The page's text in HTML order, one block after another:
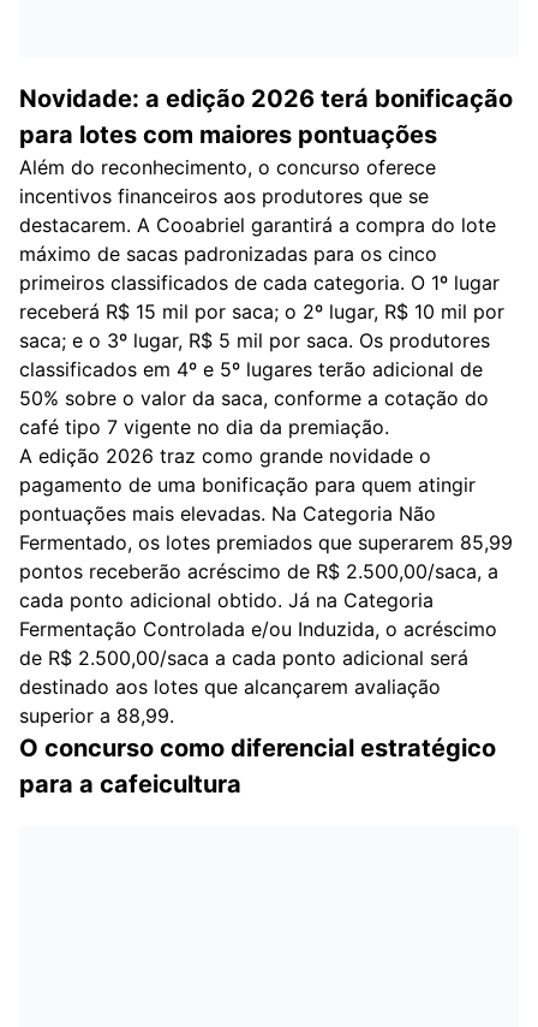
Novidade: a edição 2026 terá bonificação
para lotes com maiores pontuações
Além do reconhecimento, o concurso oferece
incentivos financeiros aos produtores que se
destacarem. A Cooabriel garantirá a compra do lote
máximo de sacas padronizadas para os cinco
primeiros classificados de cada categoria. O 1º lugar
receberá R$ 15 mil por saca; o 2º lugar, R$ 10 mil por
saca; e o 3º lugar, R$ 5 mil por saca. Os produtores
classificados em 4º e 5º lugares terão adicional de
50% sobre o valor da saca, conforme a cotação do
café tipo 7 vigente no dia da premiação.
A edição 2026 traz como grande novidade o
pagamento de uma bonificação para quem atingir
pontuações mais elevadas. Na Categoria Não
Fermentado, os lotes premiados que superarem 85,99
pontos receberão acréscimo de R$ 2.500,00/saca, a
cada ponto adicional obtido. Já na Categoria
Fermentação Controlada e/ou Induzida, o acréscimo
de R$ 2.500,00/saca a cada ponto adicional será
destinado aos lotes que alcançarem avaliação
superior a 88,99.
O concurso como diferencial estratégico
para a cafeicultura